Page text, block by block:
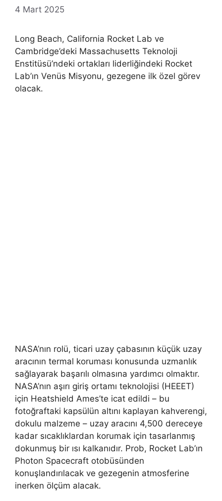
4 Mart 2025
Long Beach, California Rocket Lab ve
Cambridge’deki Massachusetts Teknoloji
Enstitüsü’ndeki ortakları liderliğindeki Rocket
Lab’ın Venüs Misyonu, gezegene ilk özel görev
olacak.
NASA’nın rolü, ticari uzay çabasının küçük uzay
aracının termal koruması konusunda uzmanlık
sağlayarak başarılı olmasına yardımcı olmaktır.
NASA’nın aşırı giriş ortamı teknolojisi (HEEET)
için Heatshield Ames’te icat edildi – bu
fotoğraftaki kapsülün altını kaplayan kahverengi,
dokulu malzeme – uzay aracını 4,500 dereceye
kadar sıcaklıklardan korumak için tasarlanmış
dokunmuş bir ısı kalkanıdır. Prob, Rocket Lab’ın
Photon Spacecraft otobüsünden
konuşlandırılacak ve gezegenin atmosferine
inerken ölçüm alacak.